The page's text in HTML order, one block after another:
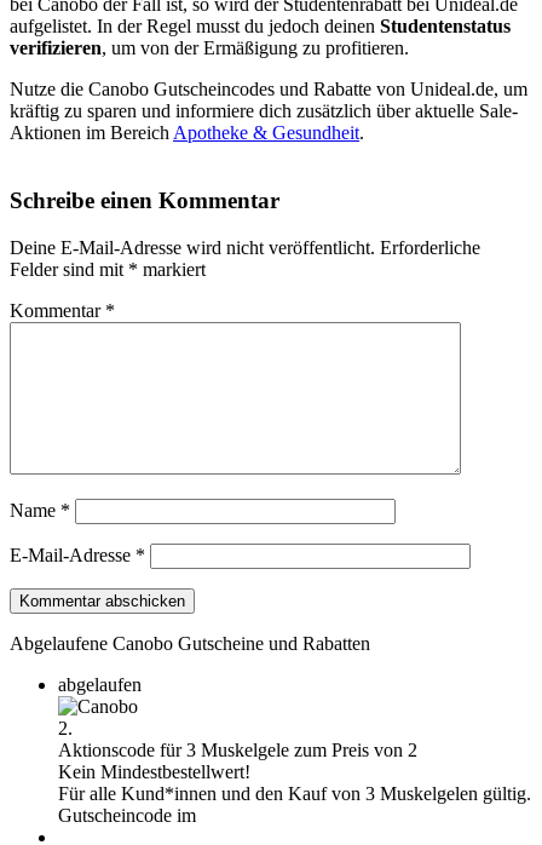
aufgelistet. In der Regel musst du jedoch deinen Studentenstatus
verifizieren, um von der Ermäßigung zu profitieren.
Nutze die Canobo Gutscheincodes und Rabatte von Unideal.de, um
kräftig zu sparen und informiere dich zusätzlich über aktuelle Sale-
Aktionen im Bereich Apotheke & Gesundheit.
Schreibe einen Kommentar
Deine E-Mail-Adresse wird nicht veröffentlicht. Erforderliche
Felder sind mit * markiert
Kommentar *
Name *
E-Mail-Adresse *
Abgelaufene Canobo Gutscheine und Rabatten
abgelaufen
2.
Aktionscode für 3 Muskelgele zum Preis von 2
Kein Mindestbestellwert!
Für alle Kund*innen und den Kauf von 3 Muskelgelen gültig.
Gutscheincode im